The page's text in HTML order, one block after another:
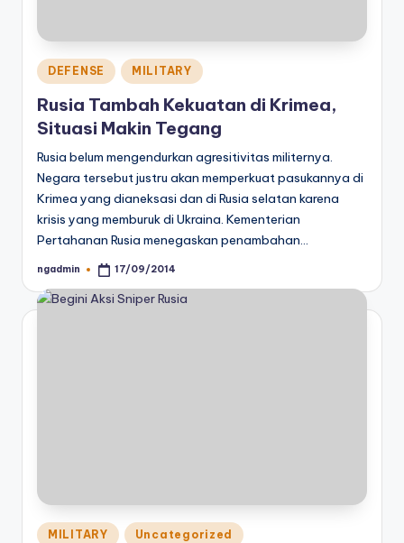
Posted
in
DEFENSE MILITARY
Rusia Tambah Kekuatan di Krimea,
Situasi Makin Tegang
Rusia belum mengendurkan agresitivitas militernya.
Negara tersebut justru akan memperkuat pasukannya di
Krimea yang dianeksasi dan di Rusia selatan karena
krisis yang memburuk di Ukraina. Kementerian
Pertahanan Rusia menegaskan penambahan…
Posted
ngadmin 17/09/2014
Posted
MILITARY Uncategorized